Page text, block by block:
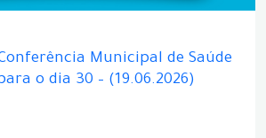
Conferência Municipal de Saúde
o dia 30 – (19.06.2026)